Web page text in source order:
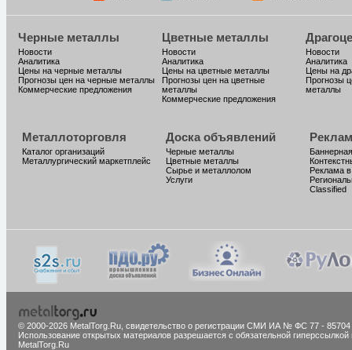
Черные металлы
Новости
Аналитика
Цены на черные металлы
Прогнозы цен на черные металлы
Коммерческие предложения
Цветные металлы
Новости
Аналитика
Цены на цветные металлы
Прогнозы цен на цветные
металлы
Коммерческие предложения
Новости
Аналитика
Цены на
Прогнозы
металлы
Металлоторговля
Каталог организаций
Металлургический маркетплейс
Доска объявлений
Черные металлы
Цветные металлы
Сырье и металлолом
Услуги
Реклама
Classified
© 2000-2026 MetalTorg.Ru, cвидетельство о регистрации СМИ ИА № ФС 77 - 85704
Использование открытых материалов разрешается с обязательной гиперссылкой
MetalTorg.Ru